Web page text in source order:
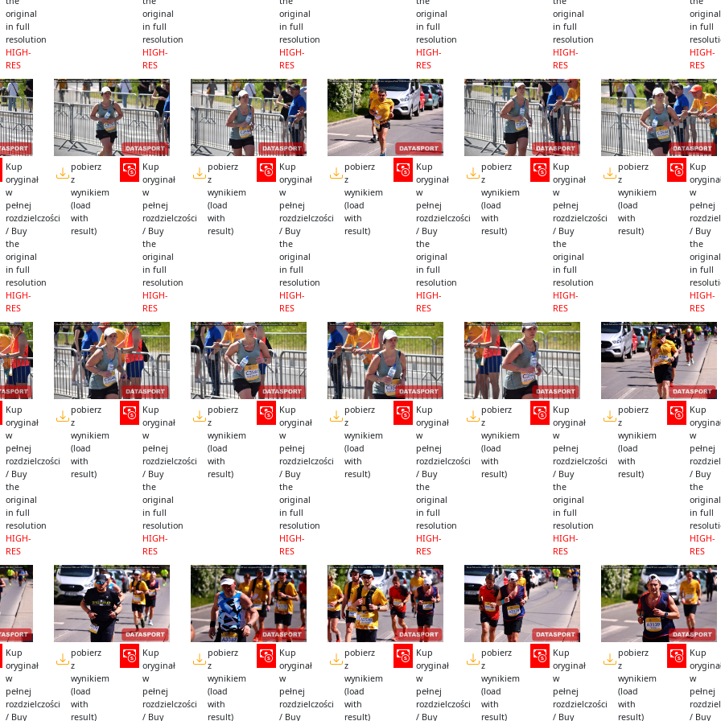
original
in full
resolution
HIGH-
RES
original
in full
resolution
HIGH-
RES
original
in full
resolution
HIGH-
RES
original
in full
resolution
HIGH-
RES
original
in full
resolution
HIGH-
RES
original
in full
HIGH-
RES
Kup
oryginał
w
pełnej
rozdzielczości
/ Buy
the
original
in full
resolution
HIGH-
RES
pobierz
z
wynikiem
(load
with
result)
Kup
oryginał
w
pełnej
rozdzielczości
/ Buy
the
original
in full
resolution
HIGH-
RES
pobierz
z
wynikiem
(load
with
result)
Kup
oryginał
w
pełnej
rozdzielczości
/ Buy
the
original
in full
resolution
HIGH-
RES
pobierz
z
wynikiem
(load
with
result)
Kup
oryginał
w
pełnej
rozdzielczości
/ Buy
the
original
in full
resolution
HIGH-
RES
pobierz
z
wynikiem
(load
with
result)
Kup
oryginał
w
pełnej
rozdzielczości
/ Buy
the
original
in full
resolution
HIGH-
RES
pobierz
z
wynikiem
(load
with
result)
Kup
w
pełnej
/ Buy
the
original
in full
HIGH-
RES
Kup
oryginał
w
pełnej
rozdzielczości
/ Buy
the
original
in full
resolution
HIGH-
RES
pobierz
z
wynikiem
(load
with
result)
Kup
oryginał
w
pełnej
rozdzielczości
/ Buy
the
original
in full
resolution
HIGH-
RES
pobierz
z
wynikiem
(load
with
result)
Kup
oryginał
w
pełnej
rozdzielczości
/ Buy
the
original
in full
resolution
HIGH-
RES
pobierz
z
wynikiem
(load
with
result)
Kup
oryginał
w
pełnej
rozdzielczości
/ Buy
the
original
in full
resolution
HIGH-
RES
pobierz
z
wynikiem
(load
with
result)
Kup
oryginał
w
pełnej
rozdzielczości
/ Buy
the
original
in full
resolution
HIGH-
RES
pobierz
z
wynikiem
(load
with
result)
Kup
w
pełnej
/ Buy
the
original
in full
HIGH-
RES
Kup
oryginał
w
pełnej
rozdzielczości
/ Buy
pobierz
z
wynikiem
(load
with
result)
Kup
oryginał
w
pełnej
rozdzielczości
/ Buy
pobierz
z
wynikiem
(load
with
result)
Kup
oryginał
w
pełnej
rozdzielczości
/ Buy
pobierz
z
wynikiem
(load
with
result)
Kup
oryginał
w
pełnej
rozdzielczości
/ Buy
pobierz
z
wynikiem
(load
with
result)
Kup
oryginał
w
pełnej
rozdzielczości
/ Buy
pobierz
z
wynikiem
(load
with
result)
Kup
w
pełnej
/ Buy